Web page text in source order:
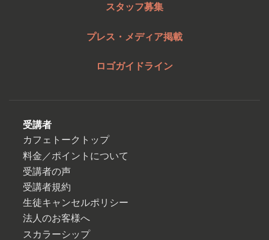
スタッフ募集
プレス・メディア掲載
ロゴガイドライン
受講者
カフェトークトップ
料金／ポイントについて
受講者の声
受講者規約
生徒キャンセルポリシー
法人のお客様へ
スカラーシップ